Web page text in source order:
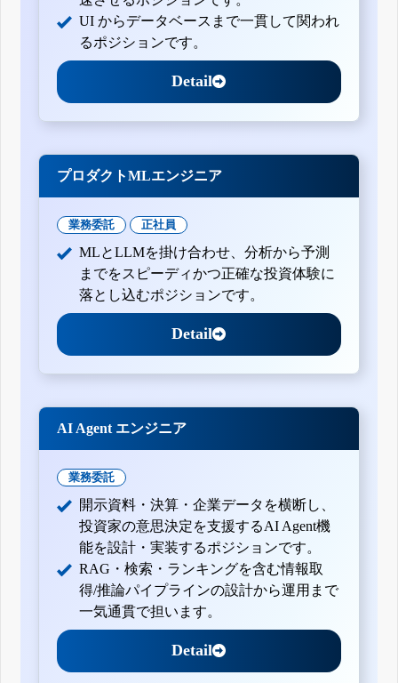
四半期報告書-第139期第3四半期(平成29年10月1日-平成29年
12月31日)
四半期報告書-第139期第2四半期(平成29年7月1日-平成29年9
月30日)
四半期報告書-第139期第1四半期(平成29年4月1日-平成29年6
月30日)
四半期報告書-第138期第2四半期(平成28年7月1日-平成28年9
月30日)
有価証券報告書-第137期(平成27年4月1日-平成28年3月31日)
12月31日)
四半期報告書-第137期第2四半期(平成27年7月1日-平成27年9
四半期報告書-第137期第1四半期(平成27年4月1日-平成27年6
月30日)
有価証券報告書-第136期(平成26年4月1日-平成27年3月31日)
四半期報告書-第136期第3四半期(平成26年10月1日-平成26年
四半期報告書-第136期第1四半期(平成26年4月1日-平成26年6
月30日)
有価証券報告書-第135期(平成25年4月1日-平成26年3月31日)
四半期報告書-第135期第3四半期(平成25年10月1日-平成25年
12月31日)
四半期報告書-第135期第2四半期(平成25年7月1日-平成25年9
月30日)
四半期報告書-第135期第1四半期(平成25年4月1日-平成25年6
有価証券報告書-第134期(平成24年4月1日-平成25年3月31日)
四半期報告書-第134期第3四半期(平成24年10月1日-平成24年
12月31日)
四半期報告書-第134期第2四半期(平成24年7月1日-平成24年9
四半期報告書-第134期第1四半期(平成24年4月1日-平成24年6
有価証券報告書-第133期(平成23年4月1日-平成24年3月31日)
UI からデータベースまで一貫して関われ
るポジションです。
Detail
プロダクトMLエンジニア
業務委託 正社員
MLとLLMを掛け合わせ、分析から予測
までをスピーディかつ正確な投資体験に
落とし込むポジションです。
Detail
AI Agent エンジニア
業務委託
開示資料・決算・企業データを横断し、
投資家の意思決定を支援するAI Agent機
能を設計・実装するポジションです。
RAG・検索・ランキングを含む情報取
得/推論パイプラインの設計から運用まで
一気通貫で担います。
Detail